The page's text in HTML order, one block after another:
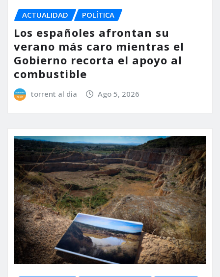
ACTUALIDAD POLÍTICA
Los españoles afrontan su
verano más caro mientras el
Gobierno recorta el apoyo al
combustible
torrent al dia Ago 5, 2026